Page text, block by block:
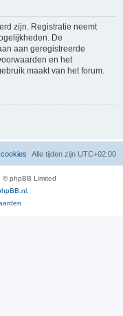
zijn. Registratie neemt
De
aan geregistreerde
en het
maakt van het forum.
Alle tijden zijn UTC+02:00
© phpBB Limited